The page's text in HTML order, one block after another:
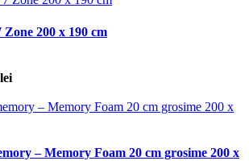
200 x 190 cm
– Memory Foam 20 cm grosime 200 x